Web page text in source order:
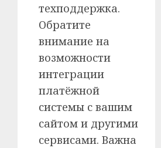
техподдержка.
Обратите
внимание на
возможности
интеграции
платёжной
системы с вашим
сайтом и другими
сервисами. Важна